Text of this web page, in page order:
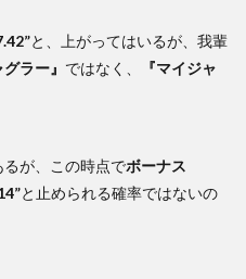
と、上がってはいるが、我輩
ラー』 ではなく、
『マイジャ
が、この時点でボーナス
と止められる確率ではないの